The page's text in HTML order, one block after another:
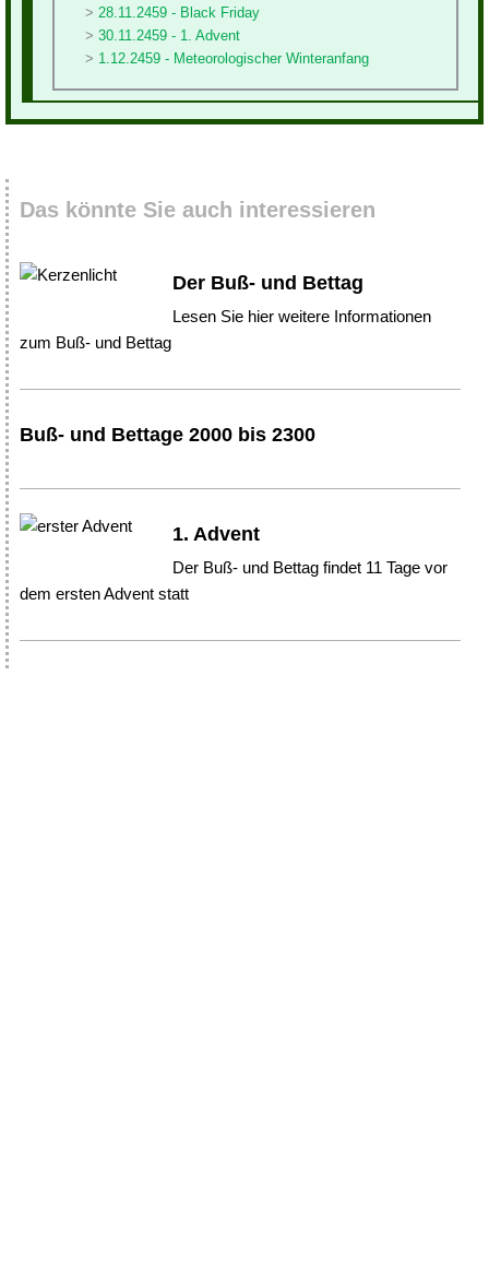
28.11.2459 - Black Friday
30.11.2459 - 1. Advent
1.12.2459 - Meteorologischer Winteranfang
Das könnte Sie auch interessieren
Der Buß- und Bettag
Lesen Sie hier weitere Informationen
zum Buß- und Bettag
Buß- und Bettage 2000 bis 2300
1. Advent
Der Buß- und Bettag findet 11 Tage vor
dem ersten Advent statt